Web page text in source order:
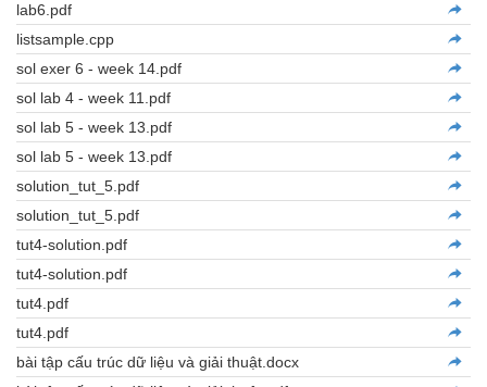
lab6.pdf
listsample.cpp
sol exer 6 - week 14.pdf
sol lab 4 - week 11.pdf
sol lab 5 - week 13.pdf
sol lab 5 - week 13.pdf
solution_tut_5.pdf
solution_tut_5.pdf
tut4-solution.pdf
tut4-solution.pdf
tut4.pdf
tut4.pdf
bài tập cấu trúc dữ liệu và giải thuật.docx